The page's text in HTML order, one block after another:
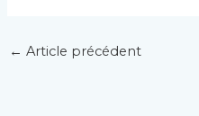
← Article précédent